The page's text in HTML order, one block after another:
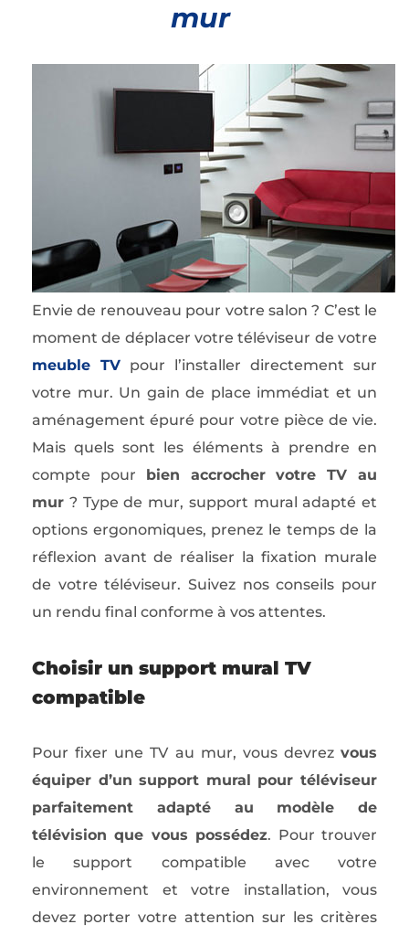
mur
Envie de renouveau pour votre salon ? C’est le
moment de déplacer votre téléviseur de votre
meuble TV pour l’installer directement sur
votre mur. Un gain de place immédiat et un
aménagement épuré pour votre pièce de vie.
Mais quels sont les éléments à prendre en
compte pour bien accrocher votre TV au
mur ? Type de mur, support mural adapté et
options ergonomiques, prenez le temps de la
réflexion avant de réaliser la fixation murale
de votre téléviseur. Suivez nos conseils pour
un rendu final conforme à vos attentes.
Choisir un support mural TV
compatible
Pour fixer une TV au mur, vous devrez vous
équiper d’un support mural pour téléviseur
parfaitement adapté au modèle de
télévision que vous possédez. Pour trouver
le support compatible avec votre
environnement et votre installation, vous
devez porter votre attention sur les critères